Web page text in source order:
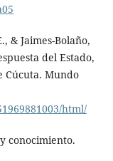
& Jaimes-Bolaño,
del Estado,
Cúcuta. Mundo
html/
conocimiento.